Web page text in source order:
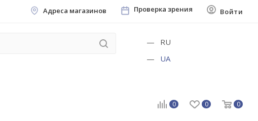
Адреса магазинов Проверка зрения Войти
RU
UA
0 0 0